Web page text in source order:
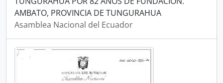
AMBATO, PROVINCIA DE TUNGURAHUA
Asamblea Nacional del Ecuador